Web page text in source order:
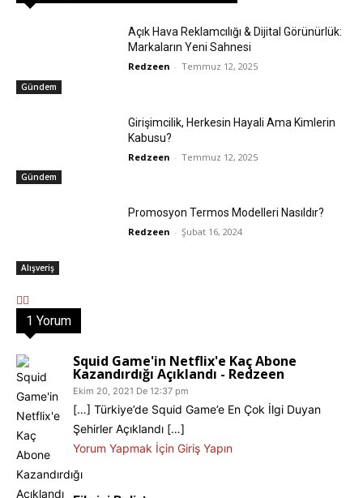
Gündem
Açık Hava Reklamcılığı & Dijital Görünürlük:
Markaların Yeni Sahnesi
Redzeen - Temmuz 12, 2025
Gündem
Girişimcilik, Herkesin Hayali Ama Kimlerin
Kabusu?
Redzeen - Temmuz 12, 2025
Alışveriş
Promosyon Termos Modelleri Nasıldır?
Redzeen - Şubat 16, 2024
1 Yorum
Squid Game'in Netflix'e Kaç Abone
Kazandırdığı Açıklandı - Redzeen
Ekim 20, 2021 De 12:37 pm
[…] Türkiye’de Squid Game’e En Çok İlgi Duyan
Şehirler Açıklandı […]
Yorum Yapmak İçin Giriş Yapın